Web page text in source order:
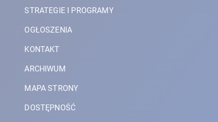
STRATEGIE I PROGRAMY
OGŁOSZENIA
KONTAKT
ARCHIWUM
MAPA STRONY
DOSTĘPNOŚĆ